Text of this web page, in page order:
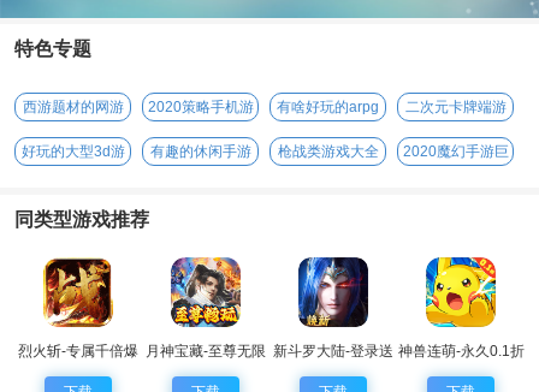
特色专题
西游题材的网游
2020策略手机游
戏
有啥好玩的arpg
手游
二次元卡牌端游
好玩的大型3d游
有趣的休闲手游 枪战类游戏大全
2020魔幻手游巨
同类型游戏推荐
烈火斩-专属千倍爆 月神宝藏-至尊无限
券
新斗罗大陆-登录送
sss魂师
神兽连萌-永久0.1折